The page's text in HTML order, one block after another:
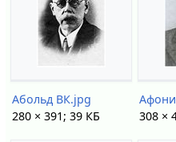
Абольд ВК.jpg
280 × 391; 39 КБ
308 ×